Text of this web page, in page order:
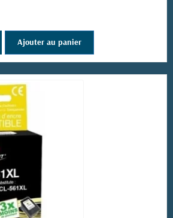
Ajouter au panier